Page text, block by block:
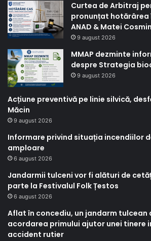
Curtea de Arbitraj
pronunțat hotărârea
ANAD & Matei
9 august 2026
MMAP dezminte
despre Strategia
9 august 2026
Acțiune preventivă pe linie silvică,
Măcin
9 august 2026
Informare privind situația incendiilor
amploare
6 august 2026
Jandarmii tulceni vor fi alături de
parte la Festivalul Folk Țestos
6 august 2026
Aflat în concediu, un jandarm tulcean
acordarea primului ajutor unei tinere
accident rutier